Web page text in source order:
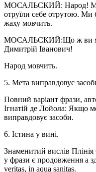
МОСАЛЬСКИЙ: Народ!
отруїли себе отрутою. Ми
жаху мовчить.
МОСАЛЬСКИЙ:Що ж ви
Димитрій Іванович!
Народ мовчить.
5. Мета виправдовує
Повний варіант фрази,
Ігнатій де Лойола: Якщо
виправдовує засоби.
6. Істина у вині.
Знаменитий вислів
у фрази є продовження а
veritas, in aqua sanitas.